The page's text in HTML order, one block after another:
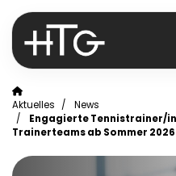
Aktuelles
News
Engagierte Tennistrainer/
Trainerteams ab Sommer